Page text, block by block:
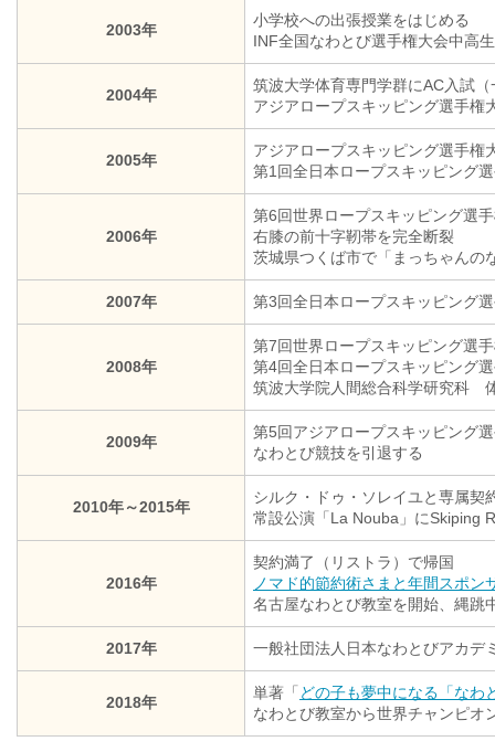
2003年
小学校への出張授業をはじめる
INF全国なわとび選手権大会中高
2004年
筑波大学体育専門学群にAC入試
アジアロープスキッピング選手
2005年
アジアロープスキッピング選手
第1回全日本ロープスキッピング
2006年
第6回世界ロープスキッピング選
右膝の前十字靭帯を完全断裂
茨城県つくば市で「まっちゃんの
2007年 第3回全日本ロープスキッピング
2008年
第7回世界ロープスキッピング選
第4回全日本ロープスキッピング
筑波大学院人間総合科学研究科
2009年
第5回アジアロープスキッピング
なわとび競技を引退する
2010年～2015年
シルク・ドゥ・ソレイユと専属契
常設公演「La Nouba」にSkiping
2016年
契約満了（リストラ）で帰国
ノマド的節約術さまと年間スポン
名古屋なわとび教室を開始、縄跳
2017年 一般社団法人日本なわとびアカデ
2018年
単著「 どの子も夢中になる「なわ
なわとび教室から世界チャンピオ